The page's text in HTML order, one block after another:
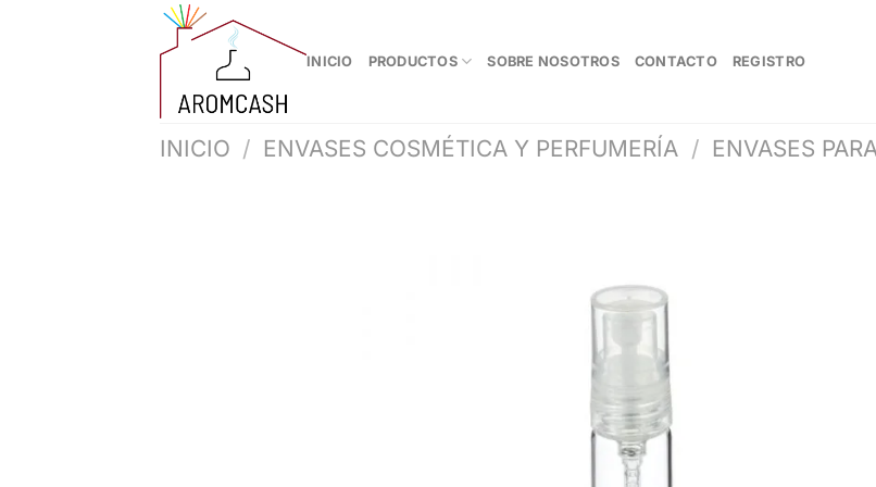
INICIO PRODUCTOS SOBRE NOSOTROS CONTACTO REGISTRO
INICIO / ENVASES COSMÉTICA Y PERFUMERÍA / ENVASES